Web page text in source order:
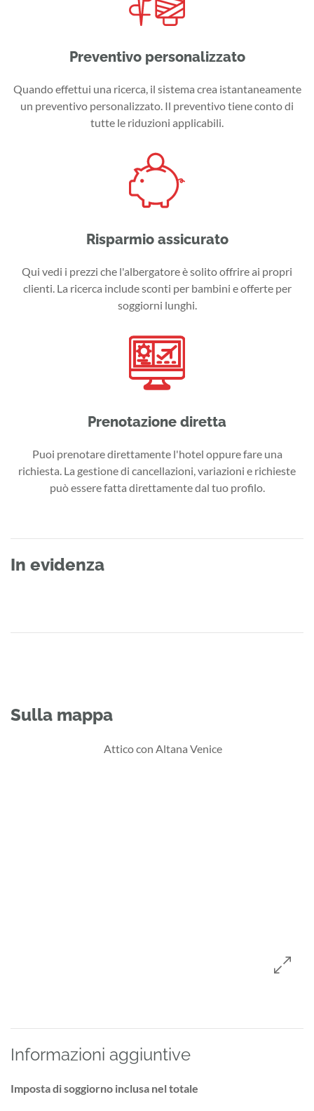
Preventivo personalizzato
Quando effettui una ricerca, il sistema crea istantaneamente
un preventivo personalizzato. Il preventivo tiene conto di
tutte le riduzioni applicabili.
Risparmio assicurato
Qui vedi i prezzi che l'albergatore è solito offrire ai propri
clienti. La ricerca include sconti per bambini e offerte per
soggiorni lunghi.
Prenotazione diretta
Puoi prenotare direttamente l'hotel oppure fare una
richiesta. La gestione di cancellazioni, variazioni e richieste
può essere fatta direttamente dal tuo profilo.
In evidenza
Sulla mappa
Informazioni aggiuntive
Imposta di soggiorno inclusa nel totale